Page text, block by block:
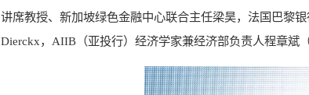
讲席教授、新加坡绿色金融中心联合主任梁昊，法国巴黎
Dierckx，AIIB（亚投行）经济学家兼经济部负责人程章斌